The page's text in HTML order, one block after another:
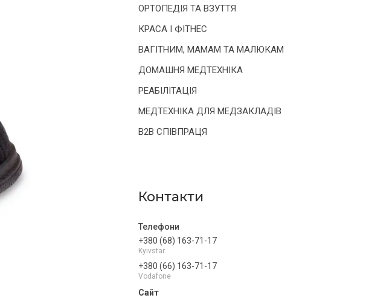
ОРТОПЕДІЯ ТА ВЗУТТЯ
КРАСА І ФІТНЕС
ВАГІТНИМ, МАМАМ ТА МАЛЮКАМ
ДОМАШНЯ МЕДТЕХНІКА
РЕАБІЛІТАЦІЯ
МЕДТЕХНІКА ДЛЯ МЕДЗАКЛАДІВ
B2B СПІВПРАЦЯ
Контакти
+380 (68) 163-71-17
Kyivstar
+380 (66) 163-71-17
Vodafone